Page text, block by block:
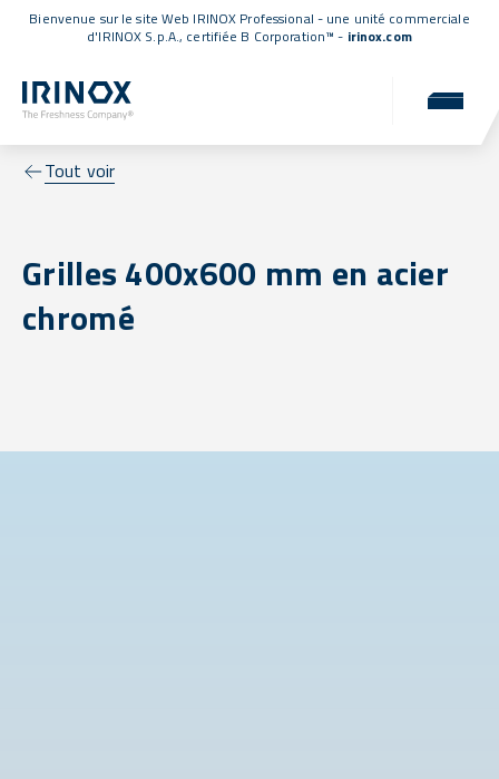
Bienvenue sur le site Web IRINOX Professional - une unité commerciale
d'IRINOX S.p.A., certifiée B Corporation™ - irinox.com
Tout voir
Grilles 400x600 mm en acier
chromé